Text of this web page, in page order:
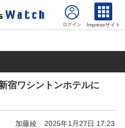
Impressサイト
宿ワシントンホテルに
加藤綾 2025年1月27日 17:23